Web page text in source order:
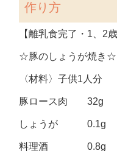
作り方
【離乳食完了・1、2
☆豚のしょうが焼き☆
〈材料〉子供1人分
豚ロース肉 32g
しょうが 0.1g
料理酒 0.8g